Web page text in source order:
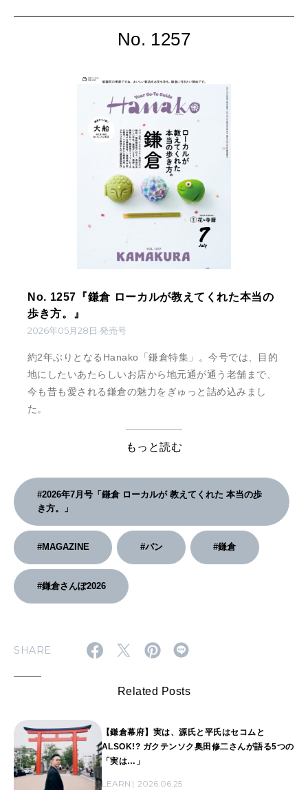
No. 1257
No. 1257『鎌倉 ローカルが教えてくれた本当の
歩き方。』
2026年05月28日 発売号
約2年ぶりとなるHanako「鎌倉特集」。今号では、目的
地にしたいあたらしいお店から地元通が通う老舗まで、
今も昔も愛される鎌倉の魅力をぎゅっと詰め込みまし
た。
もっと読む
#2026年7月号「鎌倉 ローカルが 教えてくれた 本当の歩
き方。」
#MAGAZINE #パン #鎌倉
#鎌倉さんぽ2026
SHARE
Related Posts
【鎌倉幕府】実は、源氏と平氏はセコムと
ALSOK!? ガクテンソク奥田修二さんが語る5つの
「実は…」
LEARN 2026.06.25